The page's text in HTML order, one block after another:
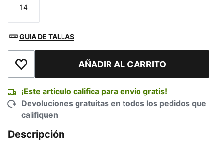
Talla
14
GUIA DE TALLAS
Añadir a la lista de deseosAÑADIR AL CARRITO
¡Este articulo califica para envio gratis!
Devoluciones gratuitas en todos los pedidos que
califiquen
Descripción